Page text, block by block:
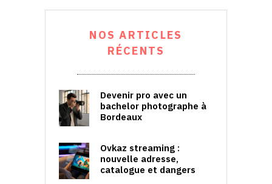
NOS ARTICLES
RÉCENTS
Devenir pro avec un
bachelor photographe à
Bordeaux
Ovkaz streaming :
nouvelle adresse,
catalogue et dangers